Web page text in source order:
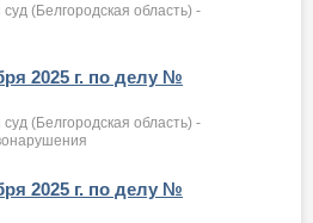
(Белгородская область) -
2025 г. по делу №
(Белгородская область) -
2025 г. по делу №